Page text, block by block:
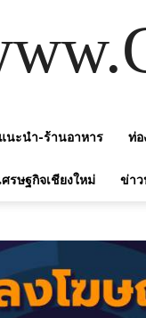
นะนำ-ร้านอาหาร ท่อ
รษฐกิจเชียงใหม่ ข่า